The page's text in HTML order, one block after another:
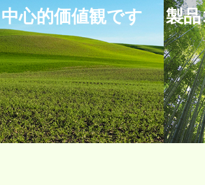
中心的価値観です 製